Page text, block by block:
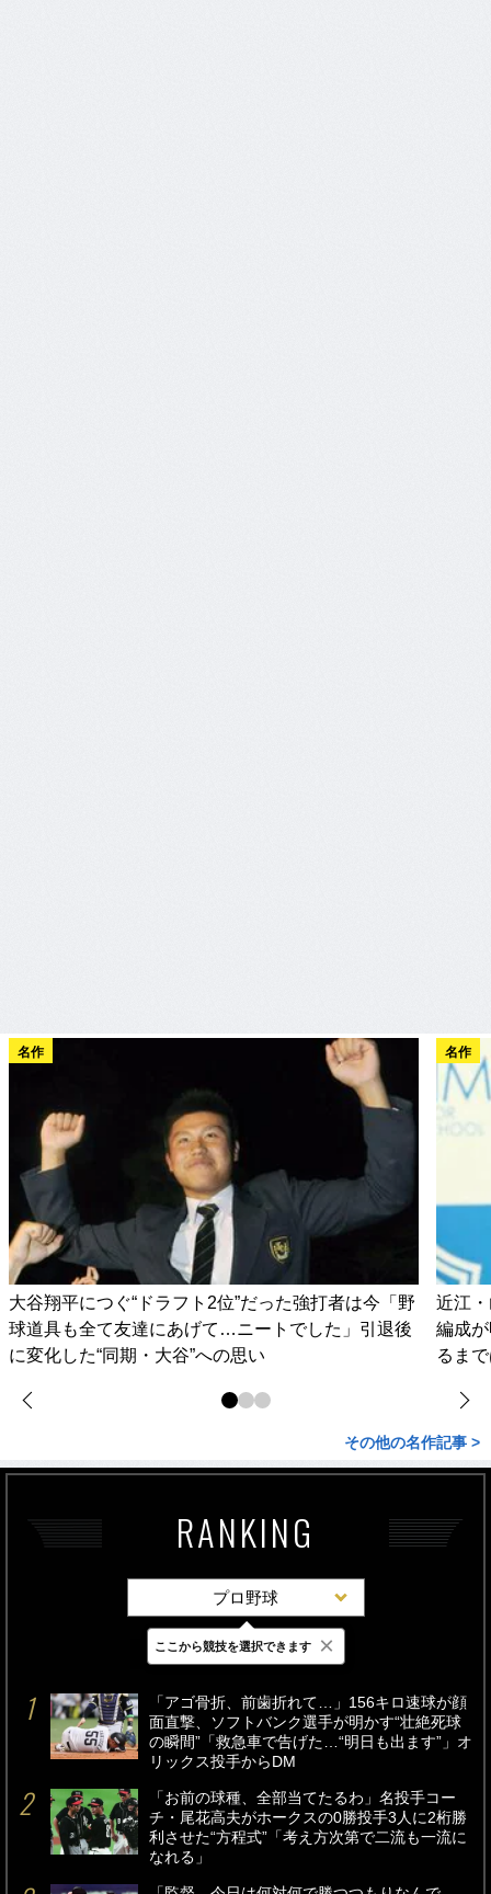
名作
大谷翔平につぐ“ドラフト2位”だった強打者は今「野
球道具も全て友達にあげて…ニートでした」引退後
に変化した“同期・大谷”への思い
名作
近江
編成
るま
その他の名作記事 >
RANKING
プロ野球
最新 24時間 週間
「アゴ骨折、前歯折れて…」156キロ速球が顔
面直撃、ソフトバンク選手が明かす“壮絶死球
の瞬間”「救急車で告げた…“明日も出ます”」オ
リックス投手からDM
「お前の球種、全部当てたるわ」名投手コー
チ・尾花高夫がホークスの0勝投手3人に2桁勝
利させた“方程式”「考え方次第で二流も一流に
なれる」
ここから競技を選択できます ×